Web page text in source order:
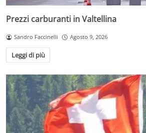
Prezzi carburanti in Valtellina
Sandro Faccinelli Agosto 9, 2026
Leggi di più